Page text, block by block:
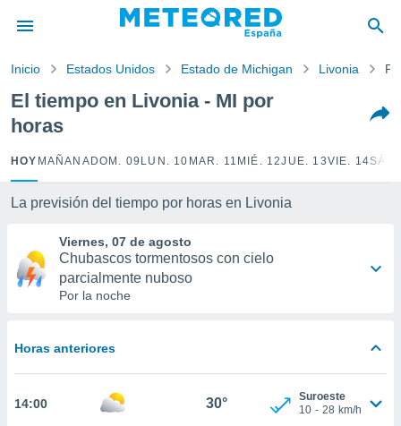
por
para
la
calidad.
a este
las
y
forma
Inicio Estados Unidos Estado de Michigan Livonia
El tiempo en Livonia - MI por
horas
HOY MAÑANA DOM. 09 LUN. 10 MAR. 11 MIÉ. 12JUE. 13VIE. 14
La previsión del tiempo por horas en Livonia
Viernes, 07 de agosto
Chubascos tormentosos con cielo
parcialmente nuboso
Por la noche
Horas anteriores
14:00 30°
Suroeste
10 - 28 km/h